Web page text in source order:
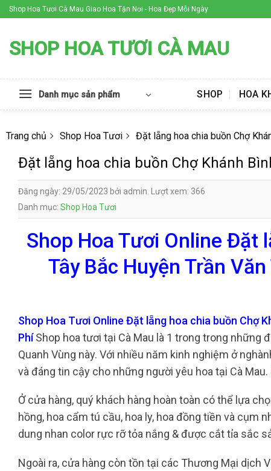
Skip
to
Shop Hoa Tươi Cà Mau Giao Hoa Tận Nơi - Hoa Đẹp Mỗi Ngày
SHOP HOA TƯƠI CÀ MAU
Danh mục sản phẩm SHOP HOA
Trang chủ Shop Hoa Tươi Đặt lẵng hoa chia buồn Chợ
Đặt lẵng hoa chia buồn Chợ Khánh
Đăng ngày: 29/05/2023 bởi admin. Lượt xem: 366
Danh mục: Shop Hoa Tươi
Shop Hoa Tươi Online Đặt
Tây Bắc Huyện Trần
Shop Hoa Tươi Online Đặt lẵng hoa chia buồn Chợ
PhíShop hoa tươi tại Cà Mau là 1 trong trong những
Quanh Vùng này. Với nhiều năm kinh nghiệm ở
và đáng tin cậy cho những người yêu hoa tại Cà Mau.
Ở cửa hàng, quý khách hàng hoàn toàn có thể lựa
hồng, hoa cẩm tú cầu, hoa ly, hoa đồng tiền và cụm
dung nhan color rực rỡ tỏa nắng & được cắt tỉa sắc
Ngoài ra, cửa hàng còn tồn tại các Thương Mại dịch